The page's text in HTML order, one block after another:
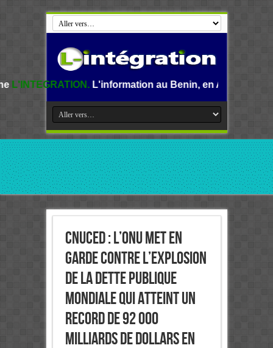
L'information au Benin, en Afrique et dans le monde.
CNUCED : L’ONU met en
garde contre l’explosion
de la dette publique
mondiale qui atteint un
record de 92 000
milliards de dollars en